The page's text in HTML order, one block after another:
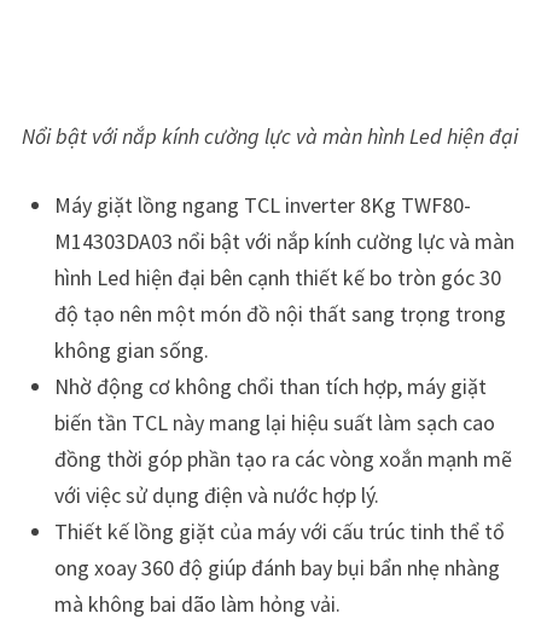
Nổi bật với nắp kính cường lực và màn hình Led hiện đại
Máy giặt lồng ngang TCL inverter 8Kg TWF80-
M14303DA03 nổi bật với nắp kính cường lực và màn
hình Led hiện đại bên cạnh thiết kế bo tròn góc 30
độ tạo nên một món đồ nội thất sang trọng trong
không gian sống.
Nhờ động cơ không chổi than tích hợp, máy giặt
biến tần TCL này mang lại hiệu suất làm sạch cao
đồng thời góp phần tạo ra các vòng xoắn mạnh mẽ
với việc sử dụng điện và nước hợp lý.
Thiết kế lồng giặt của máy với cấu trúc tinh thể tổ
ong xoay 360 độ giúp đánh bay bụi bẩn nhẹ nhàng
mà không bai dão làm hỏng vải.